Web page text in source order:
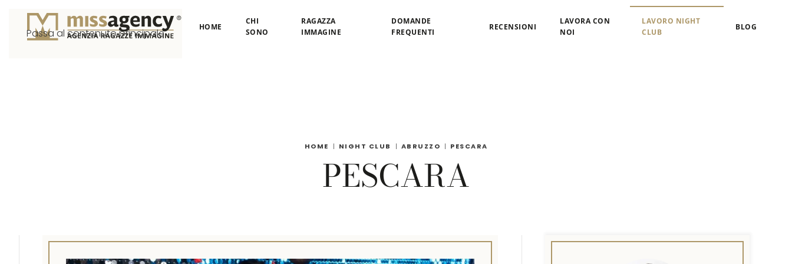
Passa al contenuto principale HOME
CHI
SONO
RAGAZZA
IMMAGINE
DOMANDE
FREQUENTI
RECENSIONI
LAVORA CON
NOI
LAVORO NIGHT
CLUB
BLOG
HOME NIGHT CLUB ABRUZZO PESCARA
PESCARA